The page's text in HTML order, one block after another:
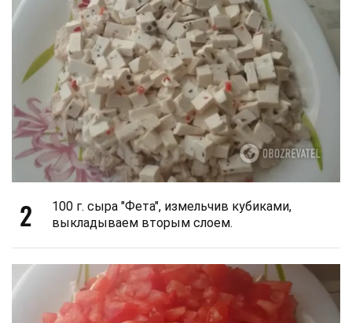
2
100 г. сыра "Фета", измельчив кубиками,
выкладываем вторым слоем.